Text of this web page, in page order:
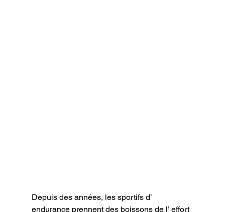
Depuis des années, les sportifs d’
endurance prennent des boissons de l’ effort